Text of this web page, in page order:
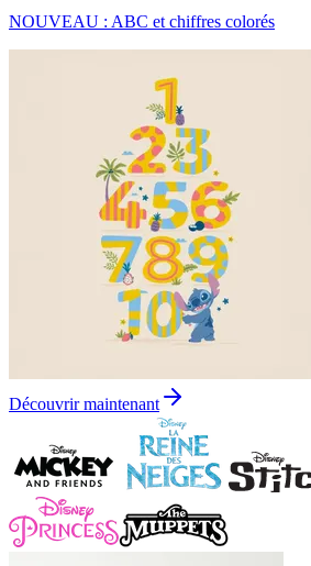
NOUVEAU : ABC et chiffres colorés
Découvrir maintenant